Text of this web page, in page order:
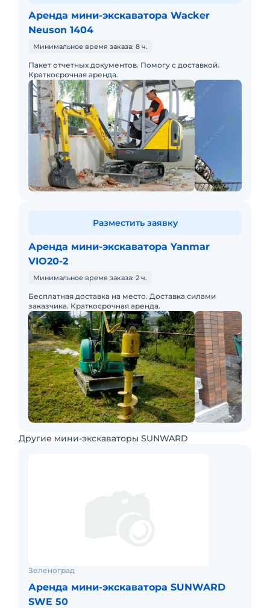
Аренда мини-экскаватора Wacker
Neuson 1404
Минимальное время заказа: 8 ч.
Пакет отчетных документов. Помогу с доставкой.
Краткосрочная аренда.
Аренда мини-экскаватора Yanmar
VIO20-2
Минимальное время заказа: 2 ч.
Бесплатная доставка на место. Доставка силами
заказчика. Краткосрочная аренда.
Разместить заявку
Другие мини-экскаваторы SUNWARD
Зеленоград
Аренда мини-экскаватора SUNWARD
SWE 50